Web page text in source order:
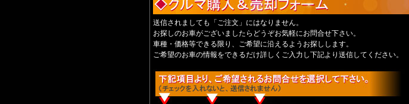
送信されましても「ご注文」にはなりません。
お探しのお車がございましたらどうぞお気軽にお問合せ下さい。
車種・価格等できる限り、ご希望に沿えるようお探しします。
ご希望のお車の情報をできるだけ詳しくご入力し下記より送信してください。